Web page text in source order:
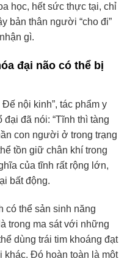
học, hết sức thực tại, chỉ
bản thân người “cho đi”
gì.
đại não có thể bị
nội kinh”, tác phẩm y
đại đã nói: “Tĩnh thì tàng
con người ở trong trạng
tồn giữ chân khí trong
của tĩnh rất rộng lớn,
bất động.
có thể sản sinh năng
trong ma sát với những
dùng trái tim khoáng đạt
khác. Đó hoàn toàn là một